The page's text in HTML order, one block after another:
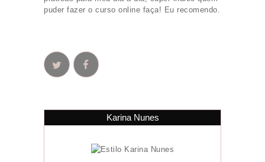
puder fazer o curso online faça! Eu recomendo.
Karina Nunes